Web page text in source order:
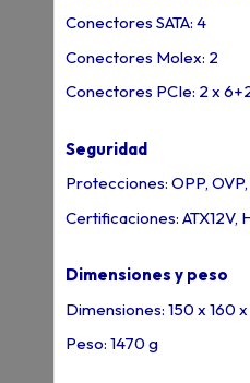
Conectores SATA: 4
Conectores Molex: 2
Conectores PCIe: 2 x
Seguridad
Protecciones: OPP, OVP,
Certificaciones: ATX12V,
Dimensiones y peso
Dimensiones: 150 x 160
Peso: 1470 g